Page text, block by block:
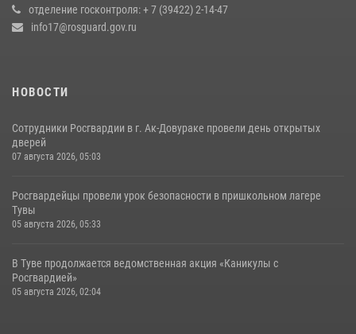
17 июля 2026, 07:22 1
отделение госконтроля: + 7 (39422) 2-14-47
info17@rosguard.gov.ru
НОВОСТИ
Сотрудники Росгвардии в г. Ак-Довураке провели день открытых
дверей
07 августа 2026, 05:03
Росгвардейцы провели урок безопасности в пришкольном лагере
Тувы
05 августа 2026, 05:33
В Туве продолжается ведомственная акция «Каникулы с
Росгвардией»
05 августа 2026, 02:04